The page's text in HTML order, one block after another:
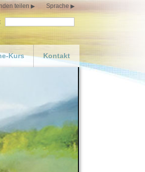
teilen Sprache
Kurs Kontakt